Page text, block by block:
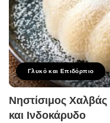
Γλυκό και Επιδόρπιο
Νηστίσιμος
και Ινδοκάρυδο